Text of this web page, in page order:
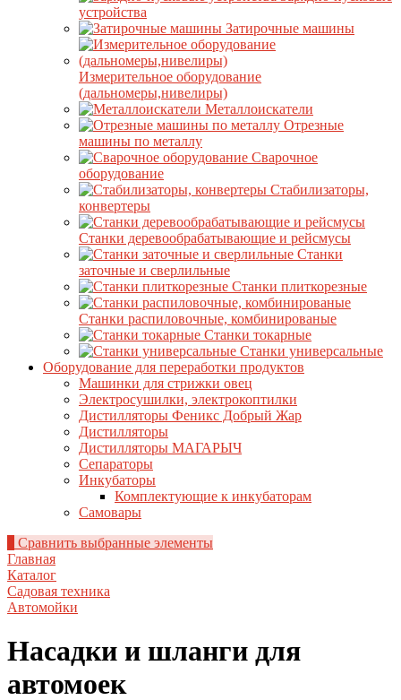
устройства
Затирочные машины
Измерительное оборудование
(дальномеры,нивелиры)
Металлоискатели
Отрезные
машины по металлу
Сварочное
оборудование
Стабилизаторы,
конвертеры
Станки деревообрабатывающие и рейсмусы
Станки
заточные и сверлильные
Станки плиткорезные
Станки распиловочные, комбинированые
Станки токарные
Станки универсальные
Оборудование для переработки продуктов
Машинки для стрижки овец
Электросушилки, электрокоптилки
Дистилляторы Феникс Добрый Жар
Дистилляторы
Дистилляторы МАГАРЫЧ
Сепараторы
Инкубаторы
Комплектующие к инкубаторам
Самовары
Сравнить выбранные элементы
Главная
Каталог
Садовая техника
Автомойки
Насадки и шланги для
автомоек